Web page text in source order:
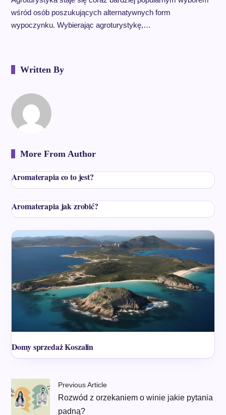
wśród osób poszukujących alternatywnych form
wypoczynku. Wybierając agroturystykę,…
Written By
More From Author
Aromaterapia co to jest?
Aromaterapia jak zrobić?
Domy sprzedaż Koszalin
Previous Article
Rozwód z orzekaniem o winie jakie pytania
padną?